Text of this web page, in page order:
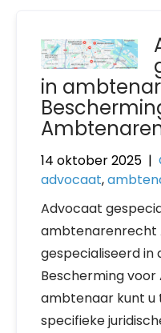
in
14 oktober 2025 |
advocaat,
Advocaat
ambtenarenrecht
gespecialiseerd
Bescherming
ambtenaar kunt u
specifieke